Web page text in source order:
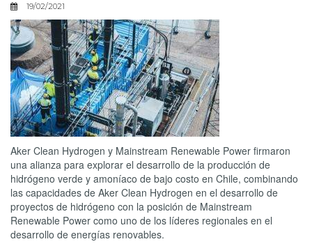
19/02/2021
Aker Clean Hydrogen y Mainstream Renewable Power firmaron
una alianza para explorar el desarrollo de la producción de
hidrógeno verde y amoníaco de bajo costo en Chile, combinando
las capacidades de Aker Clean Hydrogen en el desarrollo de
proyectos de hidrógeno con la posición de Mainstream
Renewable Power como uno de los líderes regionales en el
desarrollo de energías renovables.